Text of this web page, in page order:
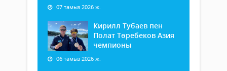
07 тамыз 2026 ж.
Кирилл Тубаев пен
Полат Төребеков Азия
чемпионы
06 тамыз 2026 ж.